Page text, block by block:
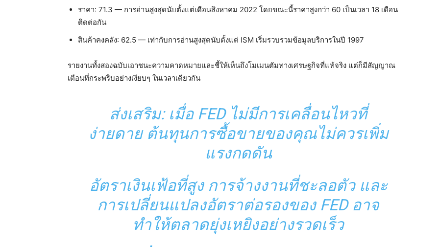
ราคา: 71.3 — การอ่านสูงสุดนับตั้งแต่เดือนสิงหาคม 2022 โดยขณะนี้ราคาสูงกว่า 60 เป็นเวลา 18 เดือน
ติดต่อกัน
สินค้าคงคลัง: 62.5 — เท่ากับการอ่านสูงสุดนับตั้งแต่ ISM เริ่มรวบรวมข้อมูลบริการในปี 1997
รายงานทั้งสองฉบับเอาชนะความคาดหมายและชี้ให้เห็นถึงโมเมนตัมทางเศรษฐกิจที่แท้จริง แต่ก็มีสัญญาณ
เตือนที่กระพริบอย่างเงียบๆ ในเวลาเดียวกัน
ส่งเสริม: เมื่อ FED ไม่มีการเคลื่อนไหวที่
ง่ายดาย ต้นทุนการซื้อขายของคุณไม่ควรเพิ่ม
แรงกดดัน
อัตราเงินเฟ้อที่สูง การจ้างงานที่ชะลอตัว และ
การเปลี่ยนแปลงอัตราต่อรองของ FED อาจ
ทำให้ตลาดยุ่งเหยิงอย่างรวดเร็ว